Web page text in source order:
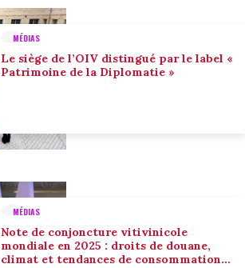
MÉDIAS
Le siège de l’OIV distingué par le label «
Patrimoine de la Diplomatie »
MÉDIAS
Note de conjoncture vitivinicole
mondiale en 2025 : droits de douane,
climat et tendances de consommation